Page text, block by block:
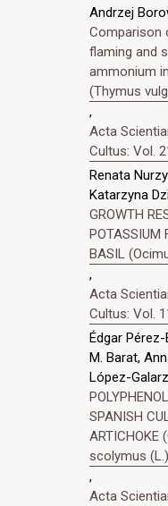
Andrzej
flaming and
ammonium
(Thymus
,
Acta
Cultus: Vol.
Renata
Katarzyna
GROWTH
POTASSIUM
BASIL
,
Acta
Cultus: Vol.
Édgar
M. Barat,
López-
SPANISH
ARTICHOKE
scolymus
,
Acta